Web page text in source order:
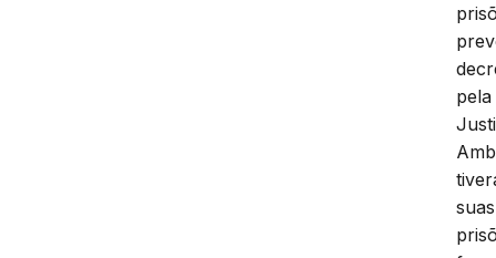
pela
suas